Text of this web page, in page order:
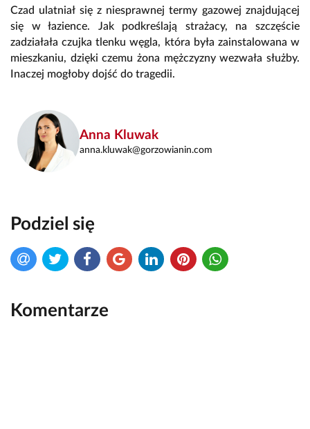
Czad ulatniał się z niesprawnej termy gazowej znajdującej
się w łazience. Jak podkreślają strażacy, na szczęście
zadziałała czujka tlenku węgla, która była zainstalowana w
mieszkaniu, dzięki czemu żona mężczyzny wezwała służby.
Inaczej mogłoby dojść do tragedii.
Anna Kluwak
anna.kluwak@gorzowianin.com
Podziel się
Komentarze